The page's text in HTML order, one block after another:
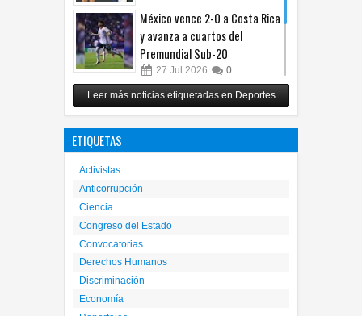
México vence 2-0 a Costa Rica
y avanza a cuartos del
Premundial Sub-20
27 Jul 2026 0
Cruz Azul arrolla a Toluca y
gana su cuarto trofeo de
Leer más noticias etiquetadas en Deportes
ETIQUETAS
Activistas
Anticorrupción
Ciencia
Congreso del Estado
Convocatorias
Derechos Humanos
Discriminación
Economía